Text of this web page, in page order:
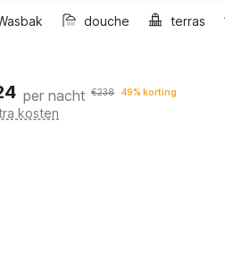
douche terras
per nacht €238 49% korting
kosten